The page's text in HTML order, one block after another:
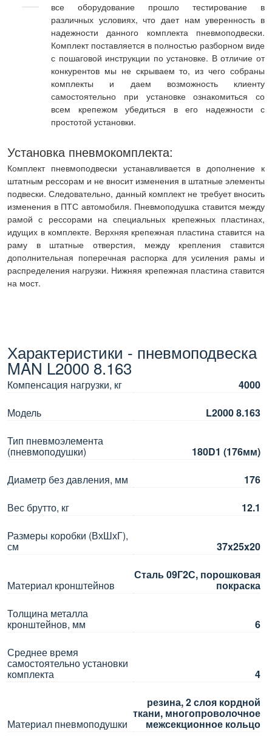
все оборудование прошло тестирование в
различных условиях, что дает нам уверенность в
надежности данного комплекта пневмоподвески.
Комплект поставляется в полностью разборном виде
с пошаговой инструкции по установке. В отличие от
конкурентов мы не скрываем то, из чего собраны
комплекты и даем возможность клиенту
самостоятельно при установке ознакомиться со
всем крепежом убедиться в его надежности с
простотой установки.
Установка пневмокомплекта:
Комплект пневмоподвески устанавливается в дополнение к
штатным рессорам и не вносит изменения в штатные элементы
подвески. Следовательно, данный комплект не требует вносить
изменения в ПТС автомобиля. Пневмоподушка ставится между
рамой с рессорами на специальных крепежных пластинах,
идущих в комплекте. Верхняя крепежная пластина ставится на
раму в штатные отверстия, между крепления ставится
дополнительная поперечная распорка для усиления рамы и
распределения нагрузки. Нижняя крепежная пластина ставится
на мост.
Характеристики - пневмоподвеска
MAN L2000 8.163
Компенсация нагрузки, кг
4000
Модель
L2000 8.163
Тип пневмоэлемента
(пневмоподушки)
180D1 (176мм)
Диаметр без давления, мм
176
Вес брутто, кг
12.1
Размеры коробки (ВхШхГ),
см 37x25x20
Материал кронштейнов
Сталь 09Г2С, порошковая
покраска
Толщина металла
кронштейнов, мм
6
Среднее время
самостоятельно установки
комплекта 4
Материал пневмоподушки
резина, 2 слоя кордной
ткани, многопроволочное
межсекционное кольцо